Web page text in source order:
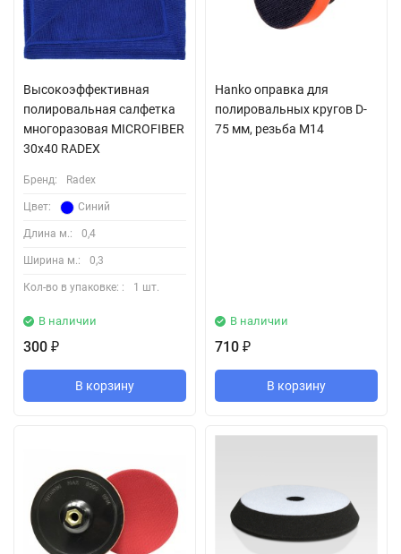
Высокоэффективная
полировальная салфетка
многоразовая MICROFIBER
30х40 RADEX
Бренд: Radex
Цвет: Синий
Длина м.: 0,4
Ширина м.: 0,3
Кол-во в упаковке: : 1 шт.
В наличии
300 ₽
В корзину
Hanko оправка для
полировальных кругов D-
75 мм, резьба M14
В наличии
710 ₽
В корзину